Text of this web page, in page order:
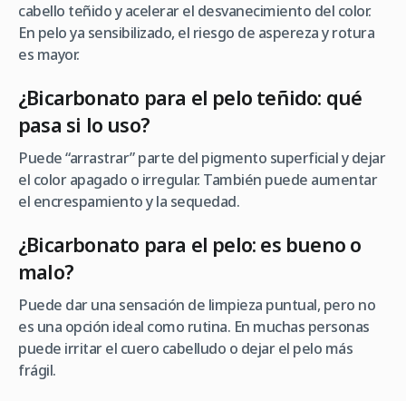
cabello teñido y acelerar el desvanecimiento del color.
En pelo ya sensibilizado, el riesgo de aspereza y rotura
es mayor.
¿Bicarbonato para el pelo teñido: qué
pasa si lo uso?
Puede “arrastrar” parte del pigmento superficial y dejar
el color apagado o irregular. También puede aumentar
el encrespamiento y la sequedad.
¿Bicarbonato para el pelo: es bueno o
malo?
Puede dar una sensación de limpieza puntual, pero no
es una opción ideal como rutina. En muchas personas
puede irritar el cuero cabelludo o dejar el pelo más
frágil.